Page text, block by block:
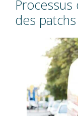
Processus
des